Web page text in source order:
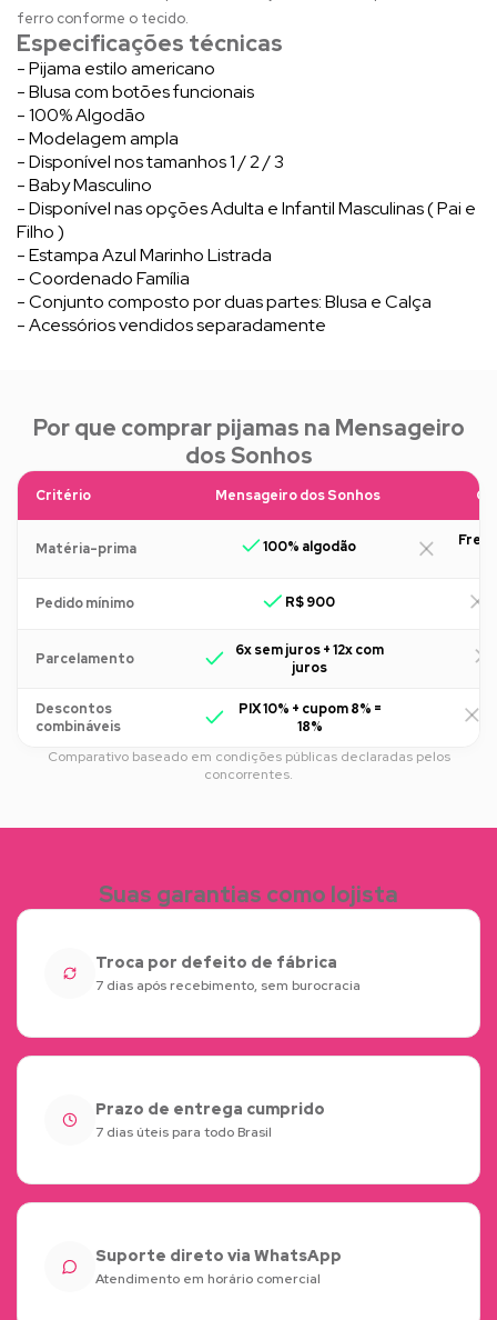
ferro conforme o tecido.
Especificações técnicas
- Pijama estilo americano
- Blusa com botões funcionais
- 100% Algodão
- Modelagem ampla
- Disponível nos tamanhos 1 / 2 / 3
- Baby Masculino
- Disponível nas opções Adulta e Infantil Masculinas ( Pai e
Filho )
- Estampa Azul Marinho Listrada
- Coordenado Família
- Conjunto composto por duas partes: Blusa e Calça
- Acessórios vendidos separadamente
Por que comprar pijamas na Mensageiro
dos Sonhos
Critério Mensageiro dos Sonhos
Matéria-prima 100% algodão
Pedido mínimo R$ 900
Parcelamento
6x sem juros + 12x com
juros
Descontos
combináveis
PIX 10% + cupom 8% =
18%
Comparativo baseado em condições públicas declaradas pelos
concorrentes.
Suas garantias como lojista
Troca por defeito de fábrica
7 dias após recebimento, sem burocracia
Prazo de entrega cumprido
7 dias úteis para todo Brasil
Suporte direto via WhatsApp
Atendimento em horário comercial